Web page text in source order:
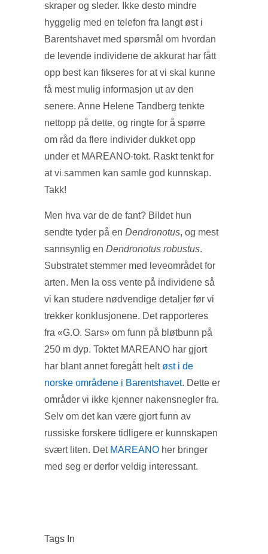
skraper og sleder. Ikke desto mindre
hyggelig med en telefon fra langt øst i
Barentshavet med spørsmål om hvordan
de levende individene de akkurat har fått
opp best kan fikseres for at vi skal kunne
få mest mulig informasjon ut av den
senere. Anne Helene Tandberg tenkte
nettopp på dette, og ringte for å spørre
om råd da flere individer dukket opp
under et MAREANO-tokt. Raskt tenkt for
at vi sammen kan samle god kunnskap.
Takk!
Men hva var de de fant? Bildet hun
sendte tyder på en Dendronotus, og mest
sannsynlig en Dendronotus robustus.
Substratet stemmer med leveområdet for
arten. Men la oss vente på individene så
vi kan studere nødvendige detaljer før vi
trekker konklusjonene. Det rapporteres
fra «G.O. Sars» om funn på bløtbunn på
250 m dyp. Toktet MAREANO har gjort
har blant annet foregått helt øst i de
norske områdene i Barentshavet. Dette er
områder vi ikke kjenner nakensnegler fra.
Selv om det kan være gjort funn av
russiske forskere tidligere er kunnskapen
svært liten. Det MAREANO her bringer
med seg er derfor veldig interessant.
Tags In